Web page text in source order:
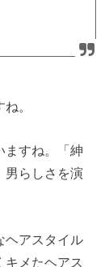
。
ますね。「紳
男らしさを演
ヘアスタイル
メたヘアス